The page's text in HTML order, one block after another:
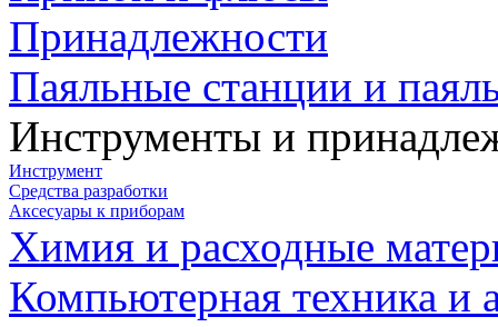
Принадлежности
Паяльные станции и
Инструменты и
Инструмент
Средства разработки
Аксесуары к приборам
Химия и расходные
Компьютерная техника и